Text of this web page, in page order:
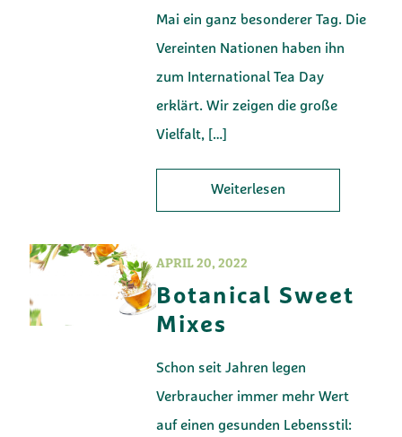
Mai ein ganz besonderer Tag. Die
Vereinten Nationen haben ihn
zum International Tea Day
erklärt. Wir zeigen die große
Vielfalt, […]
Weiterlesen
APRIL 20, 2022
Botanical Sweet
Mixes
Schon seit Jahren legen
Verbraucher immer mehr Wert
auf einen gesunden Lebensstil: